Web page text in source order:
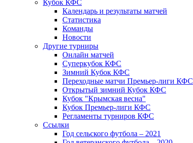
Кубок КФС
Календарь и результаты матчей
Статистика
Команды
Новости
Другие турниры
Онлайн матчей
Суперкубок КФС
Зимний Кубок КФС
Переходные матчи Премьер-лиги КФС
Открытый зимний Кубок КФС
Кубок "Крымская весна"
Кубок Премьер-лиги КФС
Регламенты турниров КФС
Ссылки
Год сельского футбола – 2021